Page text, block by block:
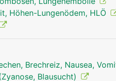
Höhen-Lungenödem, HLÖ
Brechreiz, Nausea,
Blausucht)